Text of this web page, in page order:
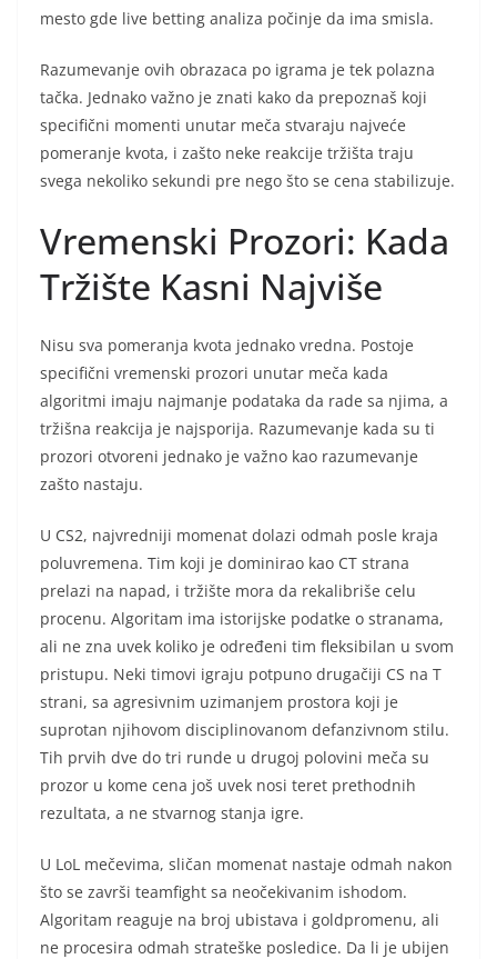
mesto gde live betting analiza počinje da ima smisla.
Razumevanje ovih obrazaca po igrama je tek polazna
tačka. Jednako važno je znati kako da prepoznaš koji
specifični momenti unutar meča stvaraju najveće
pomeranje kvota, i zašto neke reakcije tržišta traju
svega nekoliko sekundi pre nego što se cena stabilizuje.
Vremenski Prozori: Kada
Tržište Kasni Najviše
Nisu sva pomeranja kvota jednako vredna. Postoje
specifični vremenski prozori unutar meča kada
algoritmi imaju najmanje podataka da rade sa njima, a
tržišna reakcija je najsporija. Razumevanje kada su ti
prozori otvoreni jednako je važno kao razumevanje
zašto nastaju.
U CS2, najvredniji momenat dolazi odmah posle kraja
poluvremena. Tim koji je dominirao kao CT strana
prelazi na napad, i tržište mora da rekalibriše celu
procenu. Algoritam ima istorijske podatke o stranama,
ali ne zna uvek koliko je određeni tim fleksibilan u svom
pristupu. Neki timovi igraju potpuno drugačiji CS na T
strani, sa agresivnim uzimanjem prostora koji je
suprotan njihovom disciplinovanom defanzivnom stilu.
Tih prvih dve do tri runde u drugoj polovini meča su
prozor u kome cena još uvek nosi teret prethodnih
rezultata, a ne stvarnog stanja igre.
U LoL mečevima, sličan momenat nastaje odmah nakon
što se završi teamfight sa neočekivanim ishodom.
Algoritam reaguje na broj ubistava i goldpromenu, ali
ne procesira odmah strateške posledice. Da li je ubijen